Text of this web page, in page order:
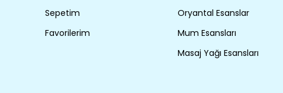
Sepetim
Favorilerim
Oryantal Esanslar
Mum Esansları
Masaj Yağı Esansları